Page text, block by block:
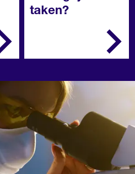
taken?
Je maakt planningen
Je ontvangt en
materiaal
Je bereidt het
onderzoek voor en
voert basis analyses
Je voert chemisch-
fysische analyses uit
Je beoordeelt de
resultaten en